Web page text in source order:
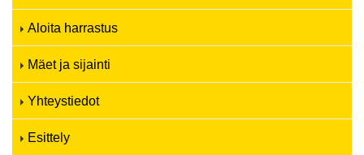
Aloita harrastus
Mäet ja sijainti
Yhteystiedot
Esittely